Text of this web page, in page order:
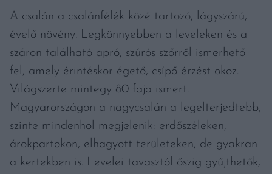
A csalán a csalánfélék közé tartozó, lágyszárú,
évelő növény. Legkönnyebben a leveleken és a
száron található apró, szúrós szőrről ismerhető
fel, amely érintéskor égető, csípő érzést okoz.
Világszerte mintegy 80 faja ismert.
Magyarországon a nagycsalán a legelterjedtebb,
szinte mindenhol megjelenik: erdőszéleken,
árokpartokon, elhagyott területeken, de gyakran
a kertekben is. Levelei tavasztól őszig gyűjthetők,